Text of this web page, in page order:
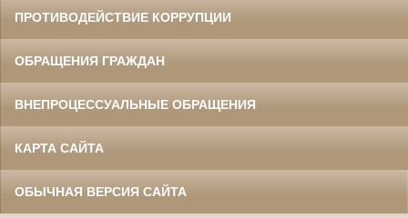
ПРОТИВОДЕЙСТВИЕ КОРРУПЦИИ
ОБРАЩЕНИЯ ГРАЖДАН
ВНЕПРОЦЕССУАЛЬНЫЕ ОБРАЩЕНИЯ
КАРТА САЙТА
ОБЫЧНАЯ ВЕРСИЯ САЙТА